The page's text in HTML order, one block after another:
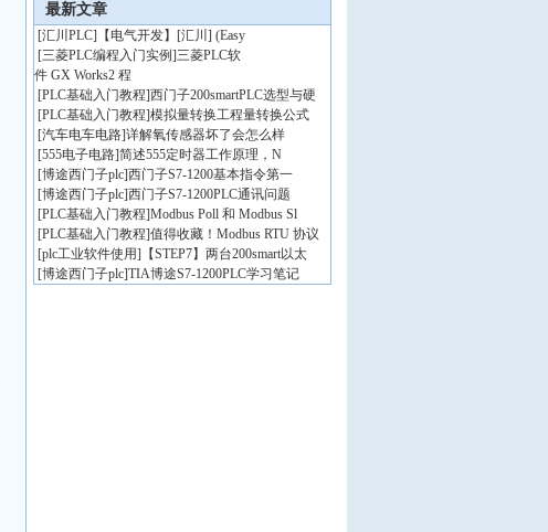
最新文章
[汇川PLC] 【电气开发】[汇川] (Easy
[三菱PLC编程入门实例]三菱PLC软
件 GX Works2 程
[PLC基础入门教程]西门子200smartPLC选型与硬
[PLC基础入门教程]模拟量转换工程量转换公式
[汽车电车电路]详解氧传感器坏了会怎么样
[555电子电路]简述555定时器工作原理，N
[博途西门子plc]西门子S7-1200基本指令第一
[博途西门子plc]西门子S7-1200PLC通讯问题
[PLC基础入门教程]Modbus Poll 和 Modbus Sl
[PLC基础入门教程]值得收藏！Modbus RTU 协议
[plc工业软件使用] 【STEP7】两台200smart以太
[博途西门子plc]TIA博途S7-1200PLC学习笔记